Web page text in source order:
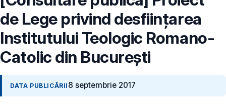
de Lege privind desființarea
Institutului Teologic Romano-
Catolic din București
DATA PUBLICĂRII 8 septembrie 2017